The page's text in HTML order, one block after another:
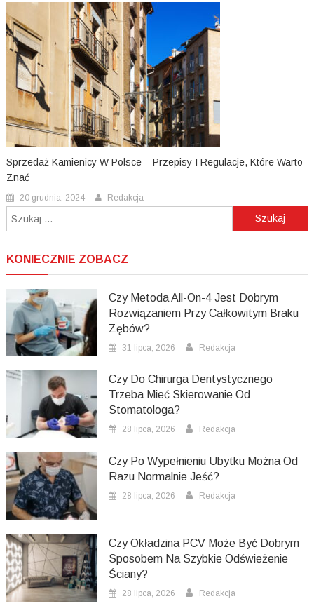
Sprzedaż Kamienicy W Polsce – Przepisy I Regulacje, Które Warto
Znać
20 grudnia, 2024 Redakcja
Szukaj:
KONIECZNIE ZOBACZ
Czy Metoda All-On-4 Jest Dobrym
Rozwiązaniem Przy Całkowitym Braku
Zębów?
31 lipca, 2026 Redakcja
Czy Do Chirurga Dentystycznego
Trzeba Mieć Skierowanie Od
Stomatologa?
28 lipca, 2026 Redakcja
Czy Po Wypełnieniu Ubytku Można Od
Razu Normalnie Jeść?
28 lipca, 2026 Redakcja
Czy Okładzina PCV Może Być Dobrym
Sposobem Na Szybkie Odświeżenie
Ściany?
28 lipca, 2026 Redakcja